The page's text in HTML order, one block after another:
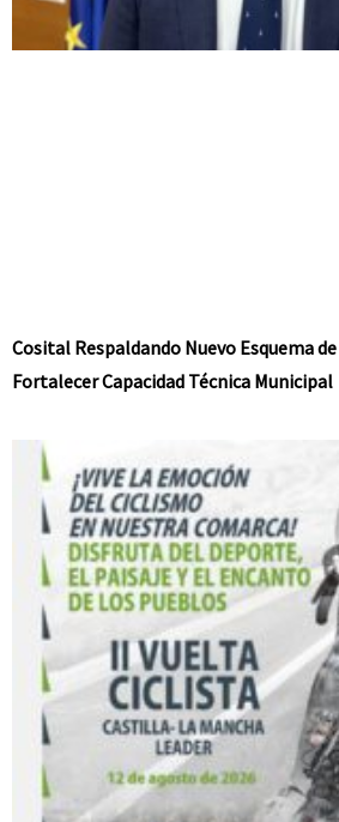
Cosital Respaldando Nuevo Esquema
Fortalecer Capacidad Técnica Municipal